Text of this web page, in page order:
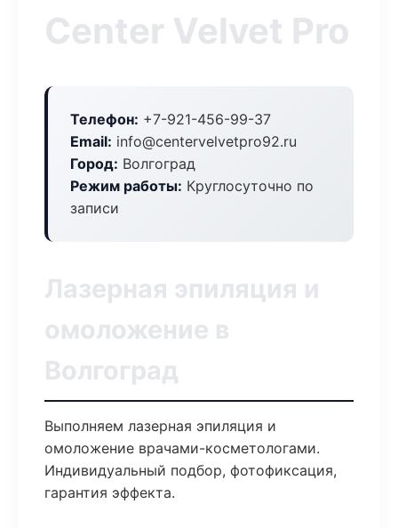
Center Velvet Pro
Телефон: +7-921-456-99-37
Email: info@centervelvetpro92.ru
Город: Волгоград
Режим работы: Круглосуточно по
записи
Лазерная эпиляция и
омоложение в
Волгоград
Выполняем лазерная эпиляция и
омоложение врачами-косметологами.
Индивидуальный подбор, фотофиксация,
гарантия эффекта.